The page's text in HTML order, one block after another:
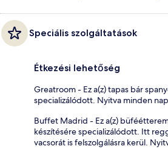
Speciális szolgáltatások
Étkezési lehetőség
Greatroom - Ez a(z) tapas bár
specializálódott. Nyitva minden nap
Buffet Madrid - Ez a(z)
készítésére specializálódott. Itt
vacsorát is felszolgálásra kerül.